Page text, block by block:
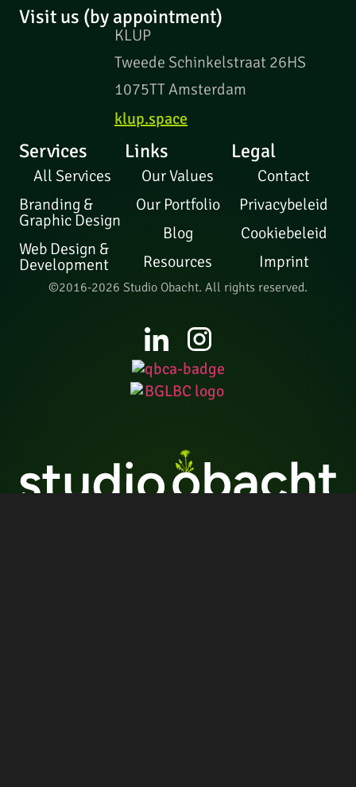
Visit us (by appointment)
KLUP
Tweede Schinkelstraat 26HS
1075TT Amsterdam
klup.space
Services
All Services
Branding &
Graphic Design
Web Design &
Development
Links
Our Values
Our Portfolio
Blog
Resources
Legal
Contact
Privacybeleid
Cookiebeleid
Imprint
©2016-2026 Studio Obacht. All rights reserved.